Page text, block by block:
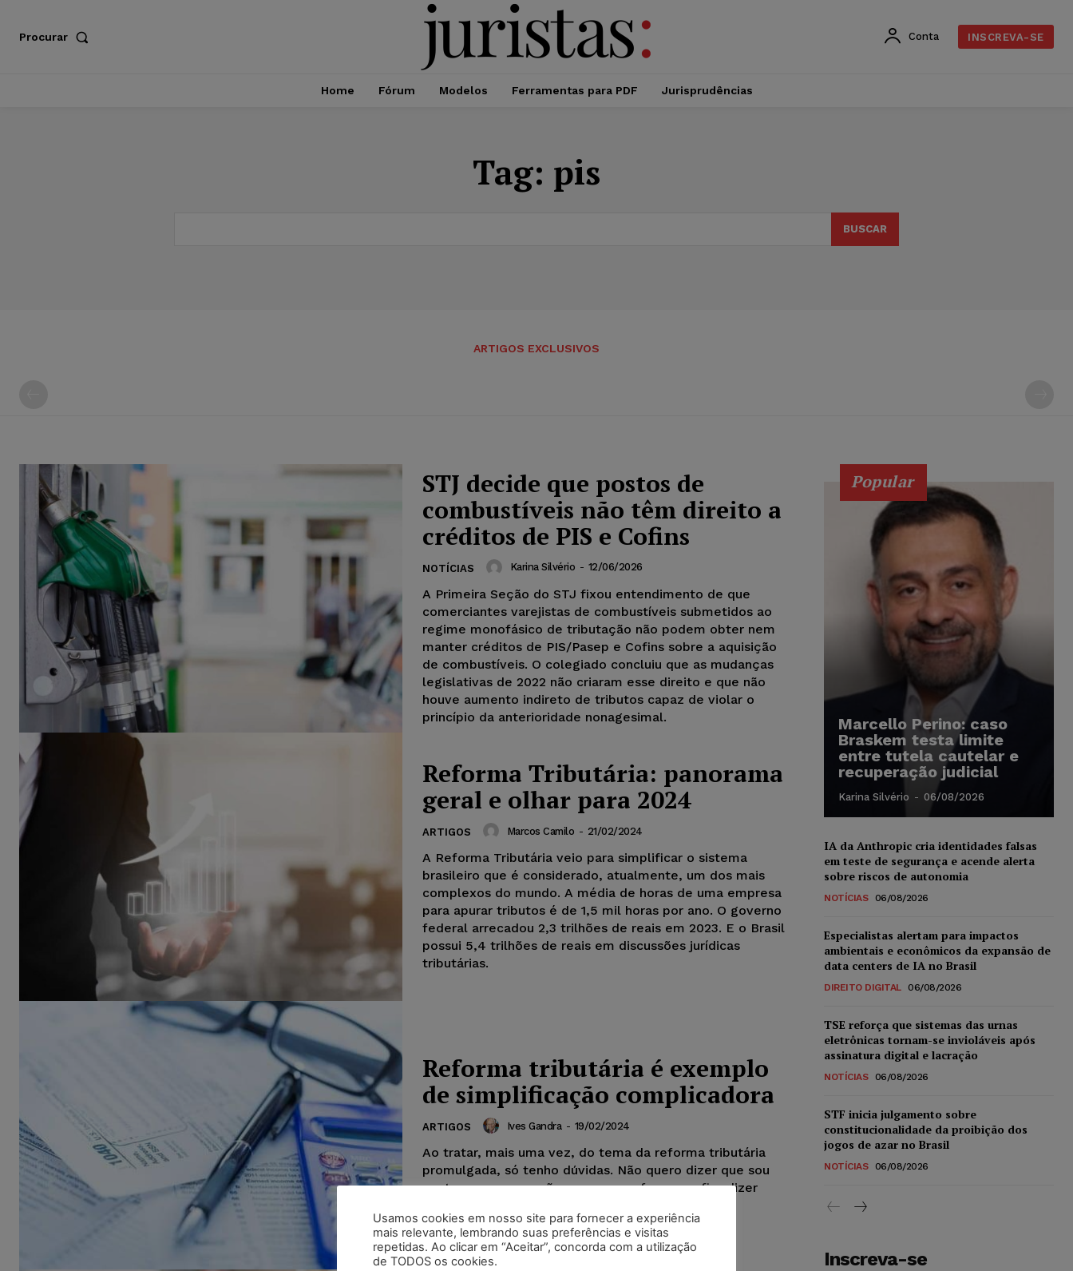
Procurar Conta INSCREVA-SE
Home Fórum Modelos Ferramentas para PDF Jurisprudências
Tag: pis
BUSCAR
ARTIGOS EXCLUSIVOS
STJ decide que postos de
combustíveis não têm direito a
créditos de PIS e Cofins
NOTÍCIAS Karina Silvério - 12/06/2026
A Primeira Seção do STJ fixou entendimento de que
comerciantes varejistas de combustíveis submetidos ao
regime monofásico de tributação não podem obter nem
manter créditos de PIS/Pasep e Cofins sobre a aquisição
de combustíveis. O colegiado concluiu que as mudanças
legislativas de 2022 não criaram esse direito e que não
houve aumento indireto de tributos capaz de violar o
princípio da anterioridade nonagesimal.
Reforma Tributária: panorama
geral e olhar para 2024
ARTIGOS Marcos Camilo - 21/02/2024
A Reforma Tributária veio para simplificar o sistema
brasileiro que é considerado, atualmente, um dos mais
complexos do mundo. A média de horas de uma empresa
para apurar tributos é de 1,5 mil horas por ano. O governo
federal arrecadou 2,3 trilhões de reais em 2023. E o Brasil
possui 5,4 trilhões de reais em discussões jurídicas
tributárias.
Reforma tributária é exemplo
de simplificação complicadora
ARTIGOS Ives Gandra - 19/02/2024
Ao tratar, mais uma vez, do tema da reforma tributária
promulgada, só tenho dúvidas. Não quero dizer que sou
contra, mas como não posso ser a favor, prefiro dizer
Popular
Marcello Perino: caso
Braskem testa limite
entre tutela cautelar e
recuperação judicial
Karina Silvério - 06/08/2026
IA da Anthropic cria identidades falsas
em teste de segurança e acende alerta
sobre riscos de autonomia
NOTÍCIAS 06/08/2026
Especialistas alertam para impactos
ambientais e econômicos da expansão de
data centers de IA no Brasil
DIREITO DIGITAL 06/08/2026
TSE reforça que sistemas das urnas
eletrônicas tornam-se invioláveis após
assinatura digital e lacração
NOTÍCIAS 06/08/2026
STF inicia julgamento sobre
constitucionalidade da proibição dos
jogos de azar no Brasil
NOTÍCIAS 06/08/2026
Inscreva-se
Usamos cookies em nosso site para fornecer a experiência
mais relevante, lembrando suas preferências e visitas
repetidas. Ao clicar em “Aceitar”, concorda com a utilização
de TODOS os cookies.